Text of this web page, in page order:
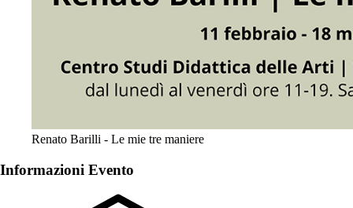
Renato Barilli - Le mie tre maniere
Informazioni Evento